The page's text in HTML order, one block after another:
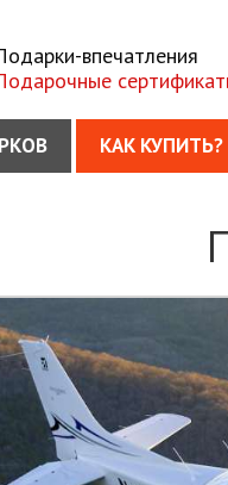
впечатления
КАК КУПИТЬ?